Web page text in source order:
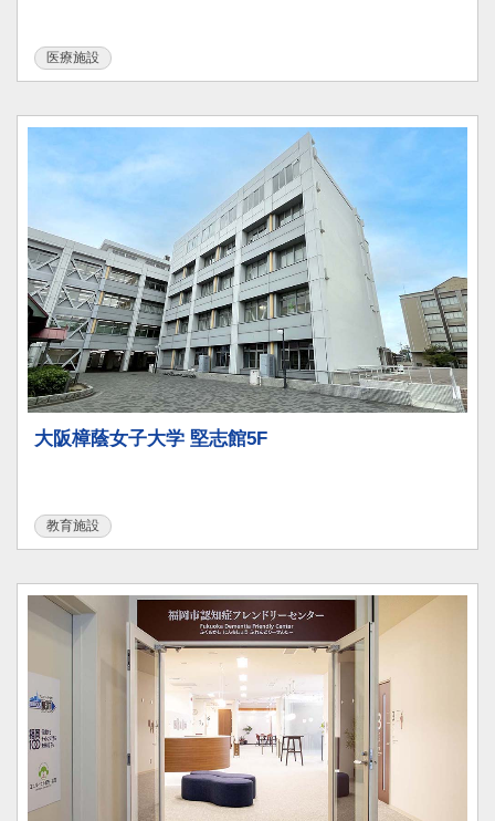
医療施設
大阪樟蔭女子大学 堅志館5F
教育施設